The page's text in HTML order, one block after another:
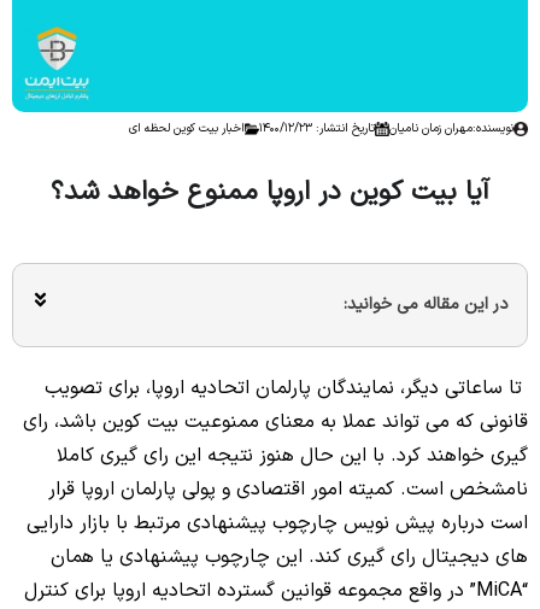
نویسنده:مهران زمان نامیان تاریخ انتشار: 1400/12/23 اخبار بیت کوین لحظه ای
آیا بیت کوین در اروپا ممنوع خواهد شد؟
در این مقاله می خوانید:
تا ساعاتی دیگر، نمایندگان پارلمان اتحادیه اروپا، برای تصویب
قانونی که می تواند عملا به معنای ممنوعیت بیت کوین باشد، رای
گیری خواهند کرد. با این حال هنوز نتیجه این رای گیری کاملا
نامشخص است. کمیته امور اقتصادی و پولی پارلمان اروپا قرار
است درباره پیش نویس چارچوب پیشنهادی مرتبط با بازار دارایی
های دیجیتال رای گیری کند. این چارچوب پیشنهادی یا همان
“MiCA” در واقع مجموعه قوانین گسترده اتحادیه اروپا برای کنترل